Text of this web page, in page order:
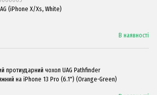
(iPhone X/Xs, White)
В наявності
протиударний чохол UAG Pathfinder
на iPhone 13 Pro (6.1") (Orange-Green)